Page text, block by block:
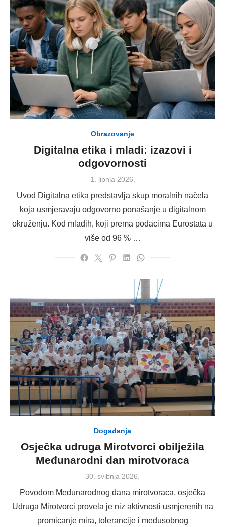
Obrazovanje
Digitalna etika i mladi: izazovi i
odgovornosti
Posted
1. lipnja 2026.
Uvod Digitalna etika predstavlja skup moralnih načela
koja usmjeravaju odgovorno ponašanje u digitalnom
okruženju. Kod mladih, koji prema podacima Eurostata u
više od 96 % …
Događanja
Osječka udruga Mirotvorci obilježila
Međunarodni dan mirotvoraca
Posted
30. svibnja 2026.
Povodom Međunarodnog dana mirotvoraca, osječka
Udruga Mirotvorci provela je niz aktivnosti usmjerenih na
promicanje mira, tolerancije i međusobnog